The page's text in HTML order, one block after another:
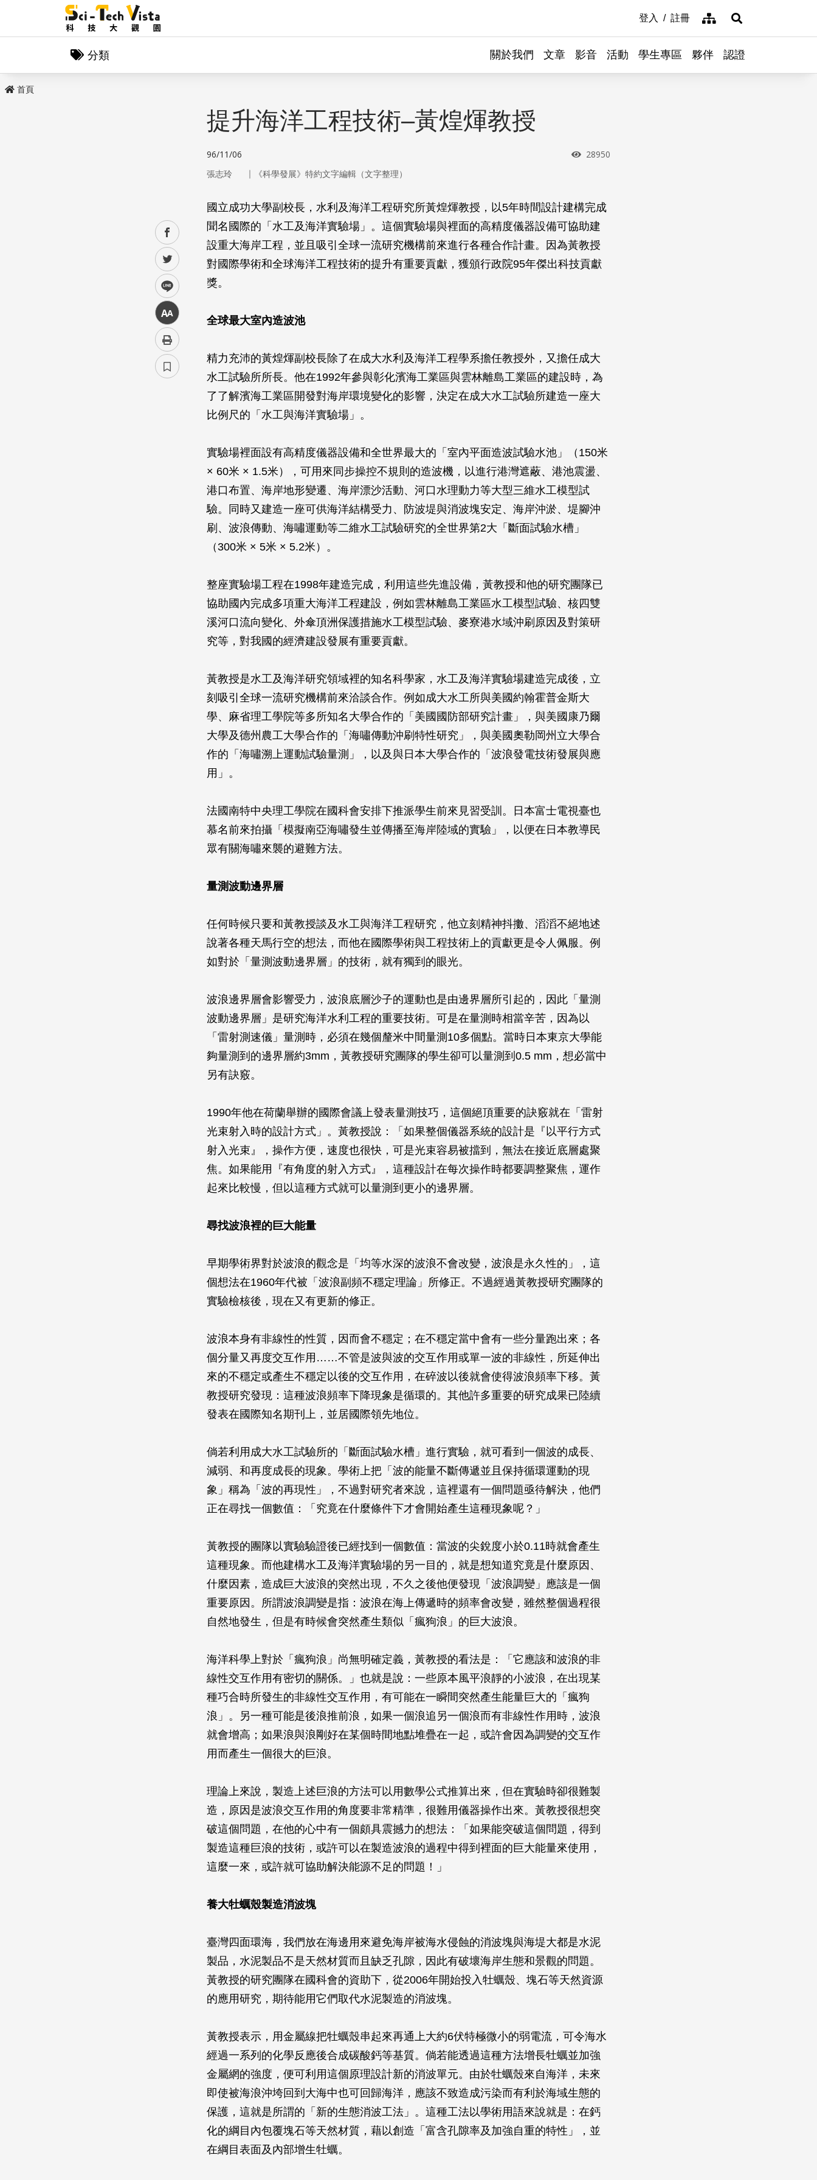
登入 註冊 網站導覽展開搜尋
分類 關於我們 文章 影音 活動 學生專區 夥伴 認證
首頁
facebook
twitter
line
中
提升海洋工程技術–黃煌煇教授
96/11/06 瀏覽次數
28950
張志玲 ｜ 《科學發展》特約文字編輯（文字整理）
國立成功大學副校長，水利及海洋工程研究所黃煌煇教授，以5年時間設計建構完成
聞名國際的「水工及海洋實驗場」。這個實驗場與裡面的高精度儀器設備可協助建
設重大海岸工程，並且吸引全球一流研究機構前來進行各種合作計畫。因為黃教授
對國際學術和全球海洋工程技術的提升有重要貢獻，獲頒行政院95年傑出科技貢獻
獎。
全球最大室內造波池
精力充沛的黃煌煇副校長除了在成大水利及海洋工程學系擔任教授外，又擔任成大
水工試驗所所長。他在1992年參與彰化濱海工業區與雲林離島工業區的建設時，為
了了解濱海工業區開發對海岸環境變化的影響，決定在成大水工試驗所建造一座大
比例尺的「水工與海洋實驗場」。
實驗場裡面設有高精度儀器設備和全世界最大的「室內平面造波試驗水池」（150米
× 60米 × 1.5米），可用來同步操控不規則的造波機，以進行港灣遮蔽、港池震盪、
港口布置、海岸地形變遷、海岸漂沙活動、河口水理動力等大型三維水工模型試
驗。同時又建造一座可供海洋結構受力、防波堤與消波塊安定、海岸沖淤、堤腳沖
刷、波浪傳動、海嘯運動等二維水工試驗研究的全世界第2大「斷面試驗水槽」
（300米 × 5米 × 5.2米）。
整座實驗場工程在1998年建造完成，利用這些先進設備，黃教授和他的研究團隊已
協助國內完成多項重大海洋工程建設，例如雲林離島工業區水工模型試驗、核四雙
溪河口流向變化、外傘頂洲保護措施水工模型試驗、麥寮港水域沖刷原因及對策研
究等，對我國的經濟建設發展有重要貢獻。
黃教授是水工及海洋研究領域裡的知名科學家，水工及海洋實驗場建造完成後，立
刻吸引全球一流研究機構前來洽談合作。例如成大水工所與美國約翰霍普金斯大
學、麻省理工學院等多所知名大學合作的「美國國防部研究計畫」，與美國康乃爾
大學及德州農工大學合作的「海嘯傳動沖刷特性研究」，與美國奧勒岡州立大學合
作的「海嘯溯上運動試驗量測」，以及與日本大學合作的「波浪發電技術發展與應
用」。
法國南特中央理工學院在國科會安排下推派學生前來見習受訓。日本富士電視臺也
慕名前來拍攝「模擬南亞海嘯發生並傳播至海岸陸域的實驗」，以便在日本教導民
眾有關海嘯來襲的避難方法。
量測波動邊界層
任何時候只要和黃教授談及水工與海洋工程研究，他立刻精神抖擻、滔滔不絕地述
說著各種天馬行空的想法，而他在國際學術與工程技術上的貢獻更是令人佩服。例
如對於「量測波動邊界層」的技術，就有獨到的眼光。
波浪邊界層會影響受力，波浪底層沙子的運動也是由邊界層所引起的，因此「量測
波動邊界層」是研究海洋水利工程的重要技術。可是在量測時相當辛苦，因為以
「雷射測速儀」量測時，必須在幾個釐米中間量測10多個點。當時日本東京大學能
夠量測到的邊界層約3mm，黃教授研究團隊的學生卻可以量測到0.5 mm，想必當中
另有訣竅。
1990年他在荷蘭舉辦的國際會議上發表量測技巧，這個絕頂重要的訣竅就在「雷射
光束射入時的設計方式」。黃教授說：「如果整個儀器系統的設計是『以平行方式
射入光束』，操作方便，速度也很快，可是光束容易被擋到，無法在接近底層處聚
焦。如果能用『有角度的射入方式』，這種設計在每次操作時都要調整聚焦，運作
起來比較慢，但以這種方式就可以量測到更小的邊界層。
尋找波浪裡的巨大能量
早期學術界對於波浪的觀念是「均等水深的波浪不會改變，波浪是永久性的」，這
個想法在1960年代被「波浪副頻不穩定理論」所修正。不過經過黃教授研究團隊的
實驗檢核後，現在又有更新的修正。
波浪本身有非線性的性質，因而會不穩定；在不穩定當中會有一些分量跑出來；各
個分量又再度交互作用……不管是波與波的交互作用或單一波的非線性，所延伸出
來的不穩定或產生不穩定以後的交互作用，在碎波以後就會使得波浪頻率下移。黃
教授研究發現：這種波浪頻率下降現象是循環的。其他許多重要的研究成果已陸續
發表在國際知名期刊上，並居國際領先地位。
倘若利用成大水工試驗所的「斷面試驗水槽」進行實驗，就可看到一個波的成長、
減弱、和再度成長的現象。學術上把「波的能量不斷傳遞並且保持循環運動的現
象」稱為「波的再現性」，不過對研究者來說，這裡還有一個問題亟待解決，他們
正在尋找一個數值：「究竟在什麼條件下才會開始產生這種現象呢？」
黃教授的團隊以實驗驗證後已經找到一個數值：當波的尖銳度小於0.11時就會產生
這種現象。而他建構水工及海洋實驗場的另一目的，就是想知道究竟是什麼原因、
什麼因素，造成巨大波浪的突然出現，不久之後他便發現「波浪調變」應該是一個
重要原因。所謂波浪調變是指：波浪在海上傳遞時的頻率會改變，雖然整個過程很
自然地發生，但是有時候會突然產生類似「瘋狗浪」的巨大波浪。
海洋科學上對於「瘋狗浪」尚無明確定義，黃教授的看法是：「它應該和波浪的非
線性交互作用有密切的關係。」也就是說：一些原本風平浪靜的小波浪，在出現某
種巧合時所發生的非線性交互作用，有可能在一瞬間突然產生能量巨大的「瘋狗
浪」。另一種可能是後浪推前浪，如果一個浪追另一個浪而有非線性作用時，波浪
就會增高；如果浪與浪剛好在某個時間地點堆疊在一起，或許會因為調變的交互作
用而產生一個很大的巨浪。
理論上來說，製造上述巨浪的方法可以用數學公式推算出來，但在實驗時卻很難製
造，原因是波浪交互作用的角度要非常精準，很難用儀器操作出來。黃教授很想突
破這個問題，在他的心中有一個頗具震撼力的想法：「如果能突破這個問題，得到
製造這種巨浪的技術，或許可以在製造波浪的過程中得到裡面的巨大能量來使用，
這麼一來，或許就可協助解決能源不足的問題！」
養大牡蠣殼製造消波塊
臺灣四面環海，我們放在海邊用來避免海岸被海水侵蝕的消波塊與海堤大都是水泥
製品，水泥製品不是天然材質而且缺乏孔隙，因此有破壞海岸生態和景觀的問題。
黃教授的研究團隊在國科會的資助下，從2006年開始投入牡蠣殼、塊石等天然資源
的應用研究，期待能用它們取代水泥製造的消波塊。
黃教授表示，用金屬線把牡蠣殼串起來再通上大約6伏特極微小的弱電流，可令海水
經過一系列的化學反應後合成碳酸鈣等基質。倘若能透過這種方法增長牡蠣並加強
金屬網的強度，便可利用這個原理設計新的消波單元。由於牡蠣殼來自海洋，未來
即使被海浪沖垮回到大海中也可回歸海洋，應該不致造成污染而有利於海域生態的
保護，這就是所謂的「新的生態消波工法」。這種工法以學術用語來說就是：在鈣
化的綱目內包覆塊石等天然材質，藉以創造「富含孔隙率及加強自重的特性」，並
在綱目表面及內部增生牡蠣。